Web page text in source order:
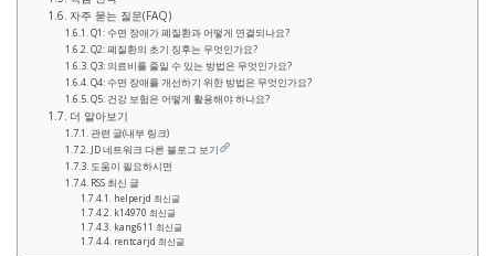
자주 묻는 질문(FAQ)
Q1: 수면 장애가 폐질환과 어떻게 연결되나요?
Q2: 폐질환의 초기 징후는 무엇인가요?
Q3: 의료비를 줄일 수 있는 방법은 무엇인가요?
Q4: 수면 장애를 개선하기 위한 방법은 무엇인가요?
Q5: 건강 보험은 어떻게 활용해야 하나요?
더 알아보기
관련 글(내부 링크)
JD 네트워크 다른 블로그 보기
도움이 필요하시면
RSS 최신 글
helperjd 최신글
k14970 최신글
kang611 최신글
rentcarjd 최신글